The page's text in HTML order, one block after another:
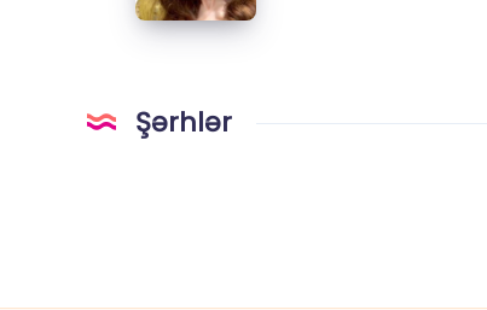
gözəldir”
Şərhlər